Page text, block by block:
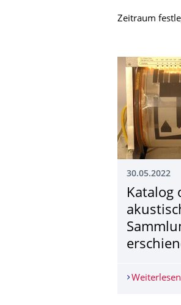
Zeitraum
30.05.2022
Katalog
Weiterlesen